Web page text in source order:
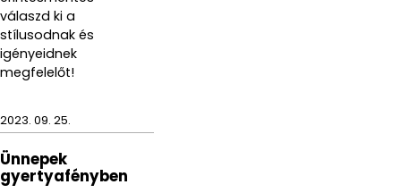
válaszd ki a
stílusodnak és
igényeidnek
megfelelőt!
2023. 09. 25.
Ünnepek
gyertyafényben